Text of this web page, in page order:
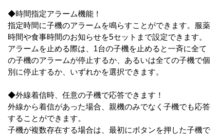
◆時間指定アラーム機能！
指定時間に子機のアラームを鳴らすことができます。服薬
時間や食事時間のお知らせを5セットまで設定できます。
アラームを止める際は、1台の子機を止めると一斉に全て
の子機のアラームが停止するか、あるいは全ての子機で個
別に停止するか、いずれかを選択できます。
◆外線着信時、任意の子機で応答できます！
外線から着信があった場合、親機のみでなく子機でも応答
することができます。
子機が複数存在する場合は、最初にボタンを押した子機で